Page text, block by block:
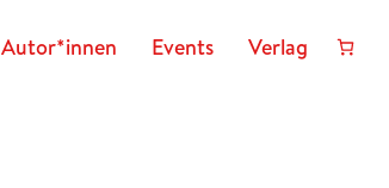
Autor*innen Events Verlag